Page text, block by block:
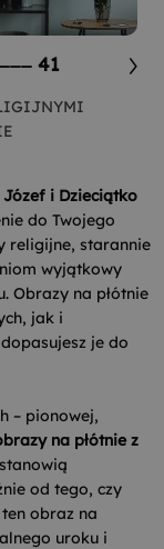
41
i Dzieciątko
do Twojego
religijne, starannie
wyjątkowy
Obrazy na płótnie
jak i
je do
– pionowej,
na płótnie z
stanowią
od tego, czy
obraz na
uroku i